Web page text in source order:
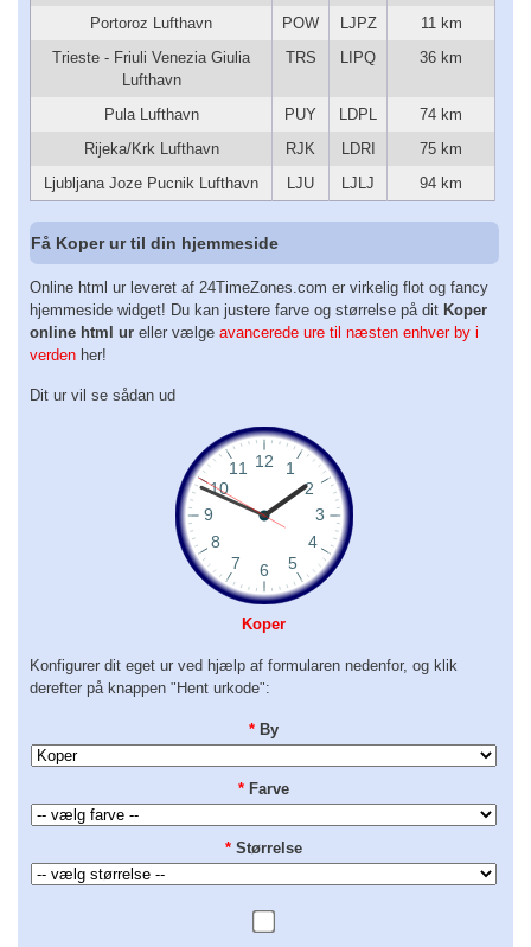
Portoroz Lufthavn
POW LJPZ
11 km
Trieste - Friuli Venezia Giulia
Lufthavn
TRS LIPQ 36 km
Pula Lufthavn PUY LDPL
74 km
Rijeka/Krk Lufthavn
RJK LDRI
75 km
Ljubljana Joze Pucnik Lufthavn
LJU LJLJ 94 km
Få Koper ur til din hjemmeside
Online html ur leveret af 24TimeZones.com er virkelig flot og fancy
hjemmeside widget! Du kan justere farve og størrelse på dit Koper
online html ur eller vælge avancerede ure til næsten enhver by i
verden her!
Dit ur vil se sådan ud
Koper
Konfigurer dit eget ur ved hjælp af formularen nedenfor, og klik
derefter på knappen "Hent urkode":
* By
* Farve
* Størrelse